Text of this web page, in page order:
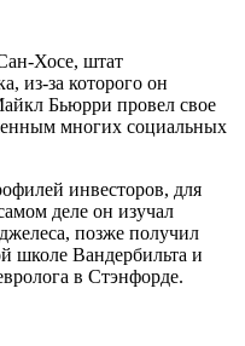
Хосе, штат
из-за которого он
Бьюрри провел свое
многих социальных
инвесторов, для
деле он изучал
позже получил
школе Вандербильта и
в Стэнфорде.